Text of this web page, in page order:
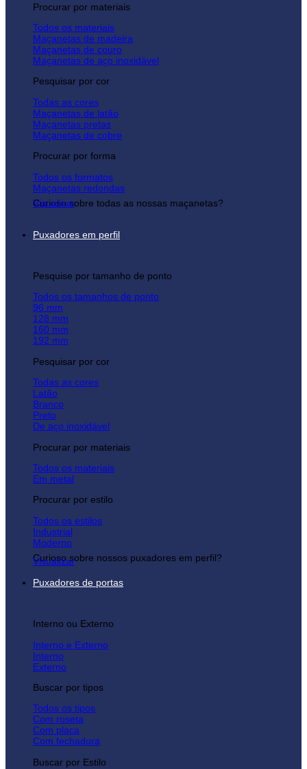
Procurar por materiais
Todos os materiais
Maçanetas de madeira
Maçanetas de couro
Maçanetas de aço inoxidável
Pesquisar por cor
Todas as cores
Maçanetas de latão
Maçanetas pretas
Maçanetas de cobre
Procurar por forma
Todos os formatos
Maçanetas redondas
Curioso sobre todas as nossas maçanetas?
Visualizar
Puxadores em perfil
Pesquise por tamanho de ponto
Todos os tamanhos de ponto
96 mm
128 mm
160 mm
192 mm
Pesquisar por cor
Todas as cores
Latão
Branco
Preto
De aço inoxidável
Procurar por materiais
Todos os materiais
Em metal
Procurar por estilo
Todos os estilos
Industrial
Moderno
Curioso sobre nossos puxadores em perfil?
Visualizar
Puxadores de portas
Interno ou Externo
Interno e Externo
Interno
Externo
Buscar por tipos
Todos os tipos
Com roseta
Com placa
Com fechadura
Buscar por Estilo